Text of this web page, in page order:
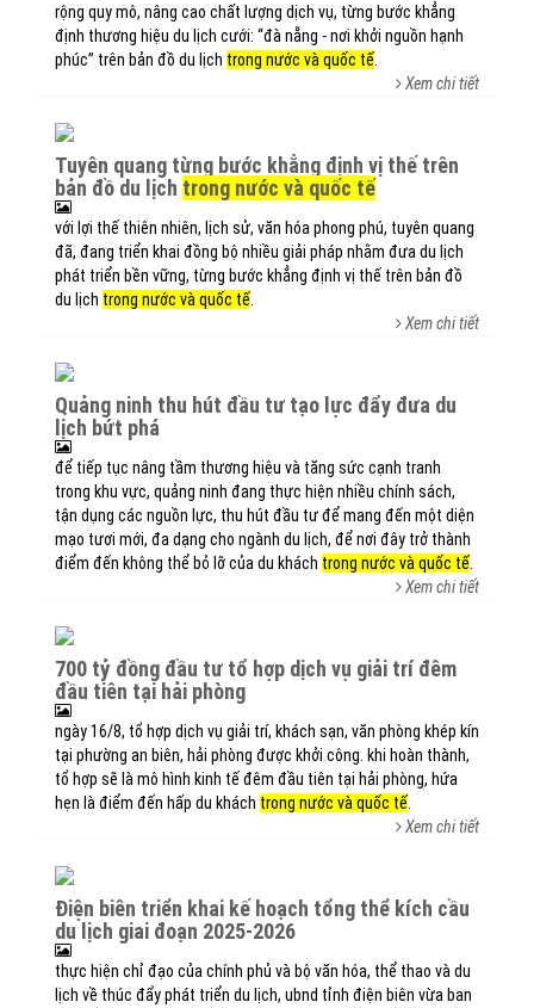
rộng quy mô, nâng cao chất lượng dịch vụ, từng bước khẳng
định thương hiệu du lịch cưới: “đà nẵng - nơi khởi nguồn hạnh
phúc” trên bản đồ du lịch trong nước và quốc tế
Xem chi tiết
tuyên quang từng bước khẳng định vị thế trên
bản đồ du lịch trong nước và quốc tế
với lợi thế thiên nhiên, lịch sử, văn hóa phong phú, tuyên quang
đã, đang triển khai đồng bộ nhiều giải pháp nhằm đưa du lịch
phát triển bền vững, từng bước khẳng định vị thế trên bản đồ
du lịch trong nước và quốc tế
Xem chi tiết
quảng ninh thu hút đầu tư tạo lực đẩy đưa du
lịch bứt phá
để tiếp tục nâng tầm thương hiệu và tăng sức cạnh tranh
trong khu vực, quảng ninh đang thực hiện nhiều chính sách,
tận dụng các nguồn lực, thu hút đầu tư để mang đến một diện
mạo tươi mới, đa dạng cho ngành du lịch, để nơi đây trở thành
điểm đến không thể bỏ lỡ của du khách trong nước và quốc tế
Xem chi tiết
700 tỷ đồng đầu tư tổ hợp dịch vụ giải trí đêm
đầu tiên tại hải phòng
ngày 16/8, tổ hợp dịch vụ giải trí, khách sạn, văn phòng khép kín
tại phường an biên, hải phòng được khởi công. khi hoàn thành,
tổ hợp sẽ là mô hình kinh tế đêm đầu tiên tại hải phòng, hứa
hẹn là điểm đến hấp du khách trong nước và quốc tế
Xem chi tiết
điện biên triển khai kế hoạch tổng thể kích cầu
du lịch giai đoạn 2025-2026
thực hiện chỉ đạo của chính phủ và bộ văn hóa, thể thao và du
lịch về thúc đẩy phát triển du lịch, ubnd tỉnh điện biên vừa ban